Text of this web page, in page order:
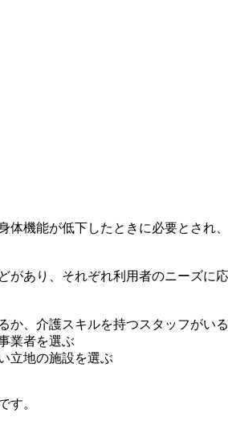
機能が低下したときに必要とされ
あり、それぞれ利用者のニーズに
か、介護スキルを持つスタッフがい
業者を選ぶ
立地の施設を選ぶ
す。